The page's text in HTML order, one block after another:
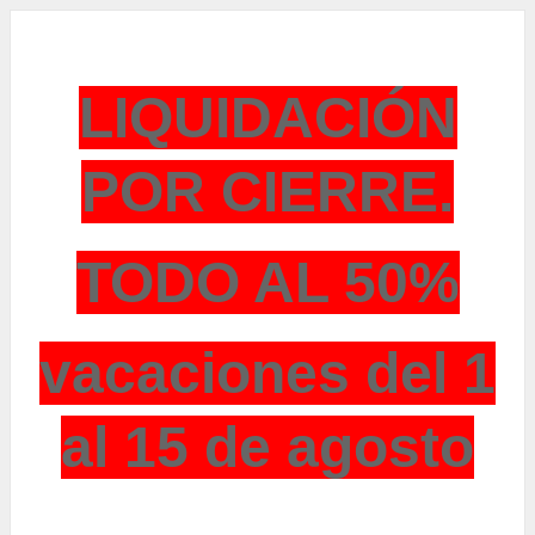
LIQUIDACIÓN
POR CIERRE.
TODO AL 50%
vacaciones del 1
al 15 de agosto